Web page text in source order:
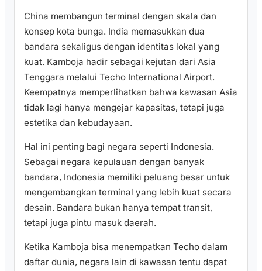
China membangun terminal dengan skala dan
konsep kota bunga. India memasukkan dua
bandara sekaligus dengan identitas lokal yang
kuat. Kamboja hadir sebagai kejutan dari Asia
Tenggara melalui Techo International Airport.
Keempatnya memperlihatkan bahwa kawasan Asia
tidak lagi hanya mengejar kapasitas, tetapi juga
estetika dan kebudayaan.
Hal ini penting bagi negara seperti Indonesia.
Sebagai negara kepulauan dengan banyak
bandara, Indonesia memiliki peluang besar untuk
mengembangkan terminal yang lebih kuat secara
desain. Bandara bukan hanya tempat transit,
tetapi juga pintu masuk daerah.
Ketika Kamboja bisa menempatkan Techo dalam
daftar dunia, negara lain di kawasan tentu dapat